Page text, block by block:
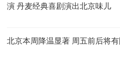
演 丹麦经典喜剧演出北京味儿
北京本周降温显著 周五前后将